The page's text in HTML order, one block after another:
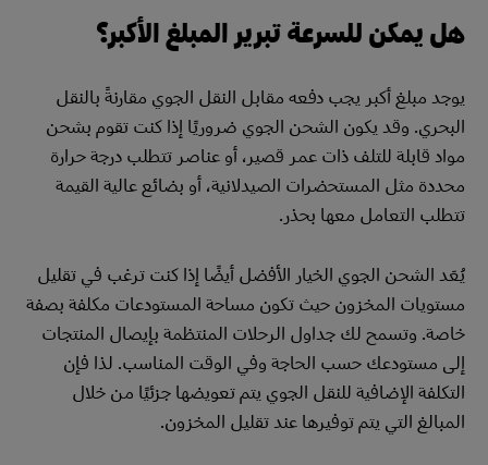
هل يمكن للسرعة تبرير المبلغ الأكبر؟
يوجد مبلغ أكبر يجب دفعه مقابل النقل الجوي مقارنةً بالنقل
البحري. وقد يكون الشحن الجوي ضروريًا إذا كنت تقوم بشحن
مواد قابلة للتلف ذات عمر قصير، أو عناصر تتطلب درجة حرارة
محددة مثل المستحضرات الصيدلانية، أو بضائع عالية القيمة
تتطلب التعامل معها بحذر.
يُعَد الشحن الجوي الخيار الأفضل أيضًا إذا كنت ترغب في تقليل
مستويات المخزون حيث تكون مساحة المستودعات مكلفة بصفة
خاصة. وتسمح لك جداول الرحلات المنتظمة بإيصال المنتجات
إلى مستودعك حسب الحاجة وفي الوقت المناسب. لذا فإن
التكلفة الإضافية للنقل الجوي يتم تعويضها جزئيًا من خلال
المبالغ التي يتم توفيرها عند تقليل المخزون.